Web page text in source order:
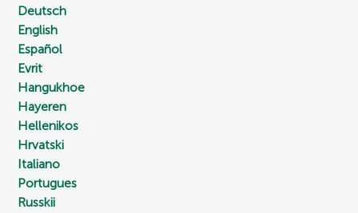
Deutsch
English
Español
Evrit
Hangukhoe
Hayeren
Hellenikos
Hrvatski
Italiano
Portugues
Russkii